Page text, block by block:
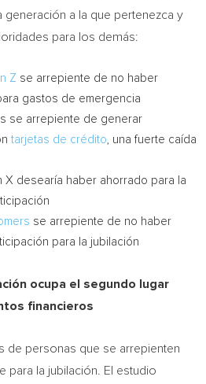
generación a la que pertenezca y
para los demás:
Z se arrepiente de no haber
gastos de emergencia
se arrepiente de generar
tarjetas de crédito , una fuerte caída
X desearía haber ahorrado para la
se arrepiente de no haber
para la jubilación
ocupa el segundo lugar
financieros
de personas que se arrepienten
para la jubilación. El estudio